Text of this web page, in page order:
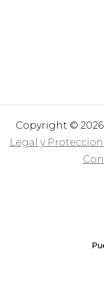
Copyright © 2026
Legal y